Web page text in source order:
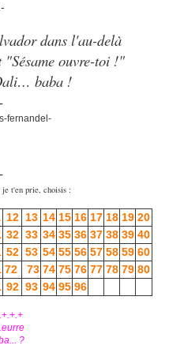
dans l'au-delà
ouvre-toi !"
baba !
t'en prie, choisis :
12 13 14 15 16 17 18 19 20
32 33 34 35 36 37 38 39 40
52 53 54 55 56 57 58 59 60
72 73 74 75 76 77 78 79 80
92 93 94 95 96
?